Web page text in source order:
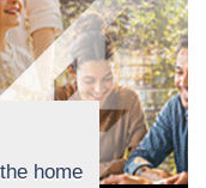
home